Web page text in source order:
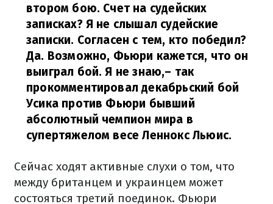
втором бою. Счет на судейских
записках? Я не слышал судейские
записки. Согласен с тем, кто победил?
Да. Возможно, Фьюри кажется, что он
выиграл бой. Я не знаю,– так
прокомментировал декабрьский бой
Усика против Фьюри бывший
абсолютный чемпион мира в
супертяжелом весе Леннокс Льюис.
Сейчас ходят активные слухи о том, что
между британцем и украинцем может
состояться третий поединок. Фьюри